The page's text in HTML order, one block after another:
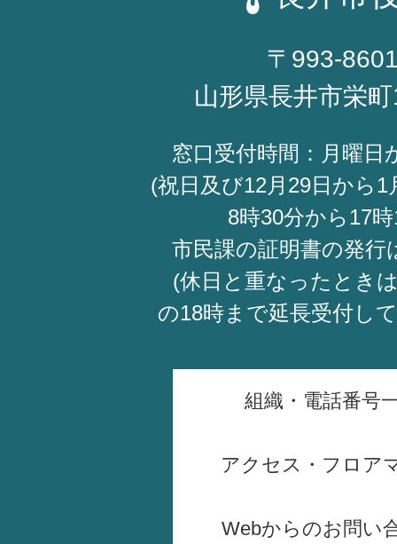
〒993-
山形県長井市栄
窓口受付時間：月曜日
(祝日及び12月29日から1
8時30分から17
市民課の証明書の発行
(休日と重なったとき
の18時まで延長受付し
組織・電話番号
アクセス・フロア
Webからのお問い